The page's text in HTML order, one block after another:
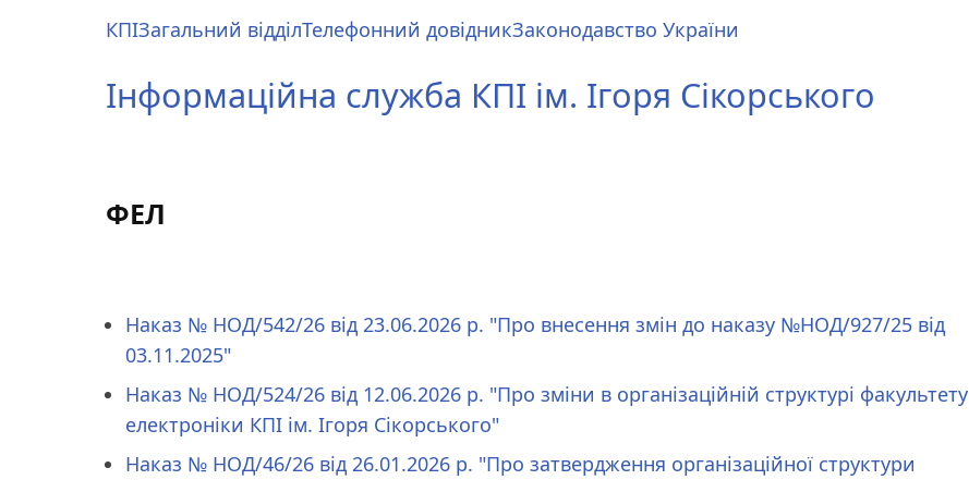
menu
КПІЗагальний відділТелефонний довідникЗаконодавство України
Інформаційна служба КПІ ім. Ігоря Сікорського
ФЕЛ
Наказ № НОД/542/26 від 23.06.2026 р. "Про внесення змін до наказу №НОД/927/25 від
03.11.2025"
Наказ № НОД/524/26 від 12.06.2026 р. "Про зміни в організаційній структурі факультету
електроніки КПІ ім. Ігоря Сікорського"
Наказ № НОД/46/26 від 26.01.2026 р. "Про затвердження організаційної структури